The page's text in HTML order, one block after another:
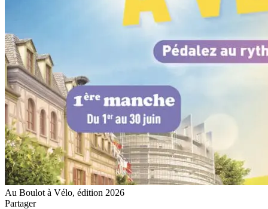
Au Boulot à Vélo, édition 2026
Partager